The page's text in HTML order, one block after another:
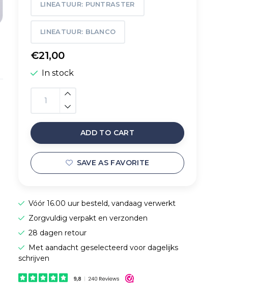
LINEATUUR: PUNTRASTER
LINEATUUR: BLANCO
€21,00
In stock
ADD TO CART
SAVE AS FAVORITE
Vóór 16.00 uur besteld, vandaag verwerkt
Zorgvuldig verpakt en verzonden
28 dagen retour
Met aandacht geselecteerd voor dagelijks
schrijven